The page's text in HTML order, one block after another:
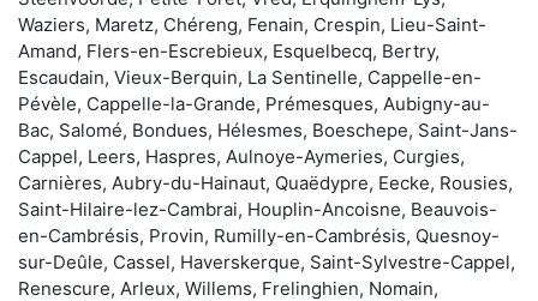
Waziers, Maretz, Chéreng, Fenain, Crespin, Lieu-Saint-
Amand, Flers-en-Escrebieux, Esquelbecq, Bertry,
Escaudain, Vieux-Berquin, La Sentinelle, Cappelle-en-
Pévèle, Cappelle-la-Grande, Prémesques, Aubigny-au-
Bac, Salomé, Bondues, Hélesmes, Boeschepe, Saint-Jans-
Cappel, Leers, Haspres, Aulnoye-Aymeries, Curgies,
Carnières, Aubry-du-Hainaut, Quaëdypre, Eecke, Rousies,
Saint-Hilaire-lez-Cambrai, Houplin-Ancoisne, Beauvois-
en-Cambrésis, Provin, Rumilly-en-Cambrésis, Quesnoy-
sur-Deûle, Cassel, Haverskerque, Saint-Sylvestre-Cappel,
Renescure, Arleux, Willems, Frelinghien, Nomain,